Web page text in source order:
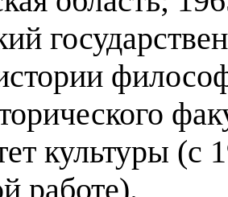
культуры (с
работе).